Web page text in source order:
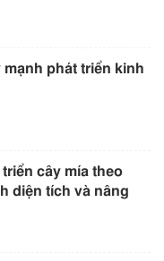
mạnh phát triển kinh
cây mía theo
diện tích và nâng